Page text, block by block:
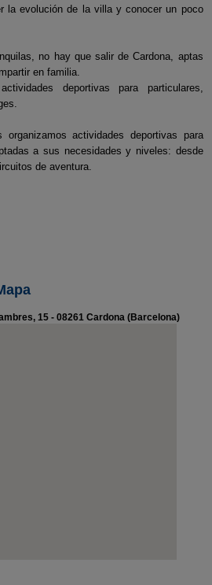
la evolución de la villa y conocer un poco
no hay que salir de Cardona, aptas
en familia.
deportivas para particulares,
actividades deportivas para
a sus necesidades y niveles: desde
de aventura.
15 - 08261 Cardona (Barcelona)